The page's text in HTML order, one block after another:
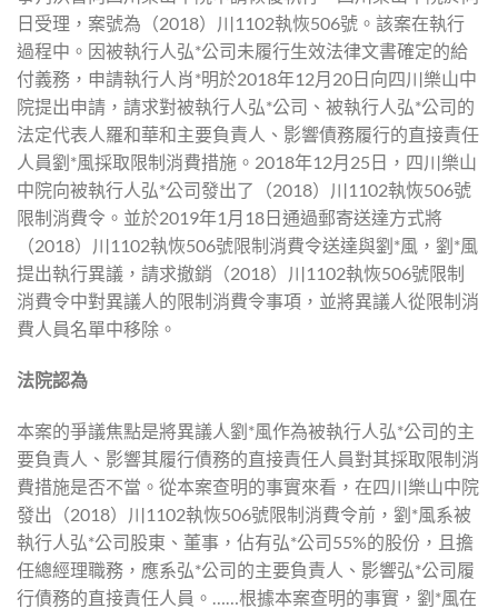
日受理，案號為（2018）川1102執恢506號。該案在執行
過程中。因被執行人弘*公司未履行生效法律文書確定的給
付義務，申請執行人肖*明於2018年12月20日向四川樂山中
院提出申請，請求對被執行人弘*公司、被執行人弘*公司的
法定代表人羅和華和主要負責人、影響債務履行的直接責任
人員劉*風採取限制消費措施。2018年12月25日，四川樂山
中院向被執行人弘*公司發出了（2018）川1102執恢506號
限制消費令。並於2019年1月18日通過郵寄送達方式將
（2018）川1102執恢506號限制消費令送達與劉*風，劉*風
提出執行異議，請求撤銷（2018）川1102執恢506號限制
消費令中對異議人的限制消費令事項，並將異議人從限制消
費人員名單中移除。
法院認為
本案的爭議焦點是將異議人劉*風作為被執行人弘*公司的主
要負責人、影響其履行債務的直接責任人員對其採取限制消
費措施是否不當。從本案查明的事實來看，在四川樂山中院
發出（2018）川1102執恢506號限制消費令前，劉*風系被
執行人弘*公司股東、董事，佔有弘*公司55%的股份，且擔
任總經理職務，應系弘*公司的主要負責人、影響弘*公司履
行債務的直接責任人員。……根據本案查明的事實，劉*風在